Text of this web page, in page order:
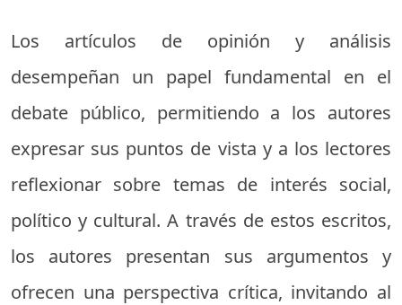
Los artículos de opinión y análisis
desempeñan un papel fundamental en el
debate público, permitiendo a los autores
expresar sus puntos de vista y a los lectores
reflexionar sobre temas de interés social,
político y cultural. A través de estos escritos,
los autores presentan sus argumentos y
ofrecen una perspectiva crítica, invitando al